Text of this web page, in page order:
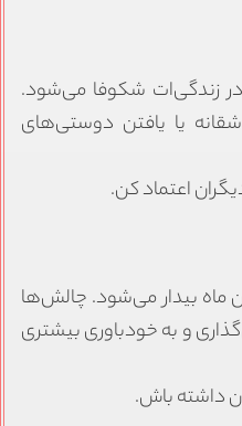
شکوفا می‌شود.
یا یافتن دوستی‌های
اعتماد کن.
ماه بیدار می‌شود. چالش‌ها
و به خودباوری بیشتری
داشته باش.